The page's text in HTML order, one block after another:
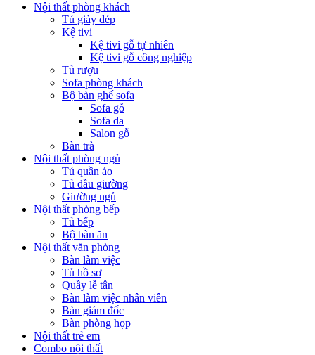
Nội thất phòng khách
Tủ giày dép
Kệ tivi
Kệ tivi gỗ tự nhiên
Kệ tivi gỗ công nghiệp
Tủ rượu
Sofa phòng khách
Bộ bàn ghế sofa
Sofa gỗ
Sofa da
Salon gỗ
Bàn trà
Nội thất phòng ngủ
Tủ quần áo
Tủ đầu giường
Giường ngủ
Nội thất phòng bếp
Tủ bếp
Bộ bàn ăn
Nội thất văn phòng
Bàn làm việc
Tủ hồ sơ
Quầy lễ tân
Bàn làm việc nhân viên
Bàn giám đốc
Bàn phòng họp
Nội thất trẻ em
Combo nội thất